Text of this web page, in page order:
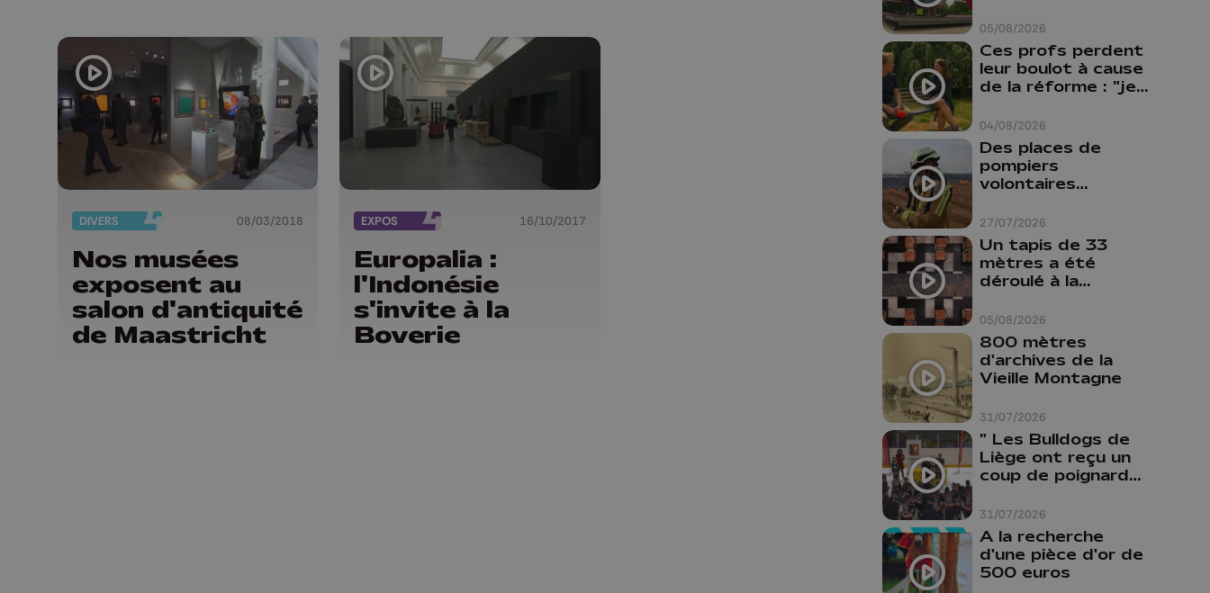
DIVERS 08/03/2018
Nos musées
exposent au
salon d'antiquité
de Maastricht
EXPOS 16/10/2017
Europalia :
l'Indonésie
s'invite à la
Boverie
05/08/2026
04/08/2026
Ces profs perdent
leur boulot à cause
de la réforme : "je
comme prof que
comme
pharmacienne"
27/07/2026
Des places de
pompiers
volontaires
province de Liège :
"Un citoyen qui
n'est formé ne
peut pas nous
aider"
05/08/2026
Un tapis de 33
mètres a été
déroulé à la
Liège
31/07/2026
800 mètres
d'archives de la
Vieille Montagne
31/07/2026
" Les Bulldogs de
Liège ont reçu un
coup de poignard
A la recherche
d'une pièce d'or de
500 euros